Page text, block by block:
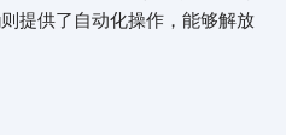
提供了自动化操作，能够解放